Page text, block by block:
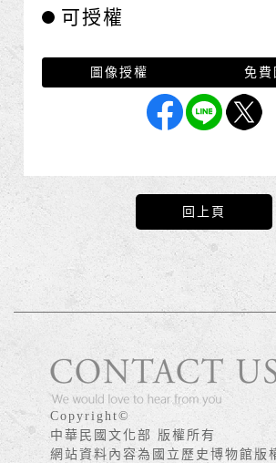
可授權
圖像授權 免費
回上頁
版權宣告
Copyright©
中華民國文化部 版權所有
網站資料內容為國立歷史博物館版